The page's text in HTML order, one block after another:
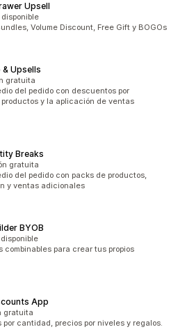
Upsell
Volume Discount, Free Gift y BOGOs
Upsells
gratuita
del pedido con descuentos por
y la aplicación de ventas
Breaks
gratuita
del pedido con packs de productos,
y ventas adicionales
BYOB
para crear tus propios
App
gratuita
por cantidad, precios por niveles y regalos.